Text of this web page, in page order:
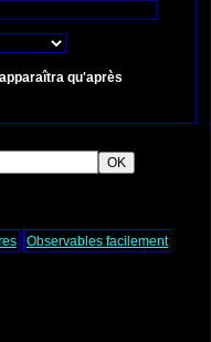
qu'après
Observables facilement